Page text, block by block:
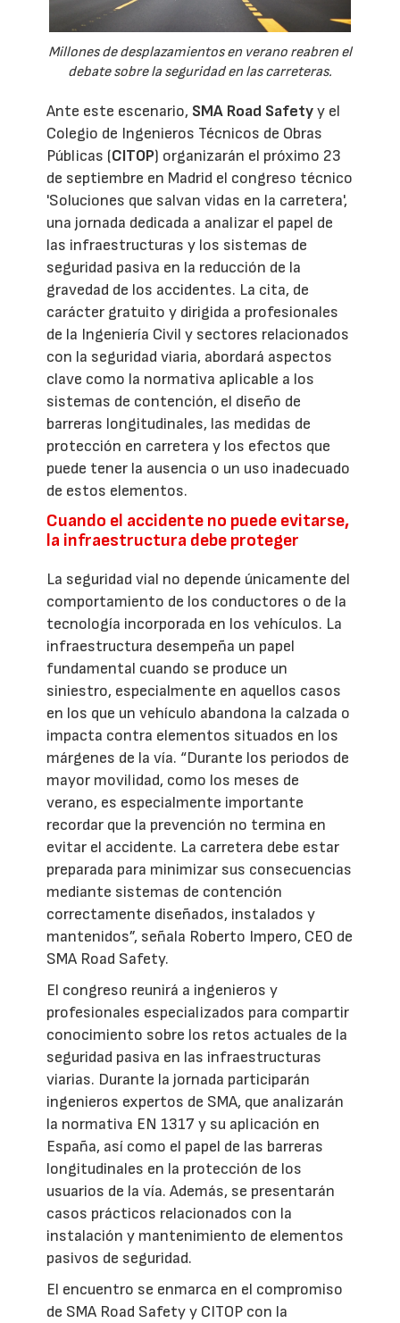
Millones de desplazamientos en verano reabren el
debate sobre la seguridad en las carreteras.
Ante este escenario, SMA Road Safetyy el
Colegio de Ingenieros Técnicos de Obras
Públicas (CITOP) organizarán el próximo 23
de septiembre en Madrid el congreso técnico
'Soluciones que salvan vidas en la carretera',
una jornada dedicada a analizar el papel de
las infraestructuras y los sistemas de
seguridad pasiva en la reducción de la
gravedad de los accidentes. La cita, de
carácter gratuito y dirigida a profesionales
de la Ingeniería Civil y sectores relacionados
con la seguridad viaria, abordará aspectos
clave como la normativa aplicable a los
sistemas de contención, el diseño de
barreras longitudinales, las medidas de
protección en carretera y los efectos que
puede tener la ausencia o un uso inadecuado
de estos elementos.
Cuando el accidente no puede evitarse,
la infraestructura debe proteger
La seguridad vial no depende únicamente del
comportamiento de los conductores o de la
tecnología incorporada en los vehículos. La
infraestructura desempeña un papel
fundamental cuando se produce un
siniestro, especialmente en aquellos casos
en los que un vehículo abandona la calzada o
impacta contra elementos situados en los
márgenes de la vía. “Durante los periodos de
mayor movilidad, como los meses de
verano, es especialmente importante
recordar que la prevención no termina en
evitar el accidente. La carretera debe estar
preparada para minimizar sus consecuencias
mediante sistemas de contención
correctamente diseñados, instalados y
mantenidos”, señala Roberto Impero, CEO de
SMA Road Safety.
El congreso reunirá a ingenieros y
profesionales especializados para compartir
conocimiento sobre los retos actuales de la
seguridad pasiva en las infraestructuras
viarias. Durante la jornada participarán
ingenieros expertos de SMA, que analizarán
la normativa EN 1317 y su aplicación en
España, así como el papel de las barreras
longitudinales en la protección de los
usuarios de la vía. Además, se presentarán
casos prácticos relacionados con la
instalación y mantenimiento de elementos
pasivos de seguridad.
El encuentro se enmarca en el compromiso
de SMA Road Safety y CITOP con la